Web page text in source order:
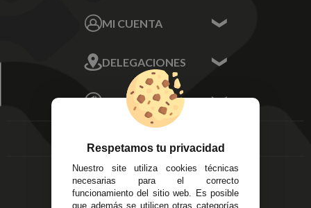
Sobre nosotros
MI CUENTA
Mis Direcciones
Mis Pedidos
Mis favoritos
FAQ's
DELEGACIONES
Écija - Sevilla
Av. Plaza de Toros.
Local 3
C/ Ingeniero Iribarren,
14
Alzira - Valencia
C/ Esplugues, 135
EMPRESA
Aviso Legal
Entregas y
Devoluciones
Política de Privacidad
Pago Seguro
Terminos y
Respetamos tu privacidad
Nuestro site utiliza cookies técnicas
necesarias para el correcto
funcionamiento del sitio web. Es posible
que además se utilicen otras categorías